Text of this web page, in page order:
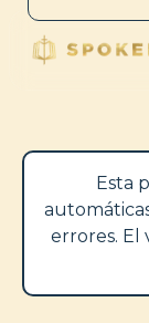
Esta
errores. El